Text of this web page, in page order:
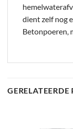
dient zelf nog
Betonpoeren,